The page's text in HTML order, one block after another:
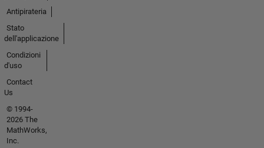
Antipirateria
Stato
dell'applicazione
Condizioni
d'uso
Contact
Us
© 1994-
2026 The
MathWorks,
Inc.